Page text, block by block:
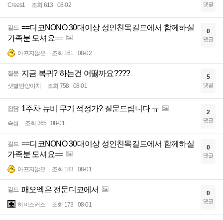
Crees1 조회 613 08-02 댓글
길드 ==디코NONO 30대이상 성인친목길드에서 함께하실
가족분 모셔요==
아프지않은 조회 161 08-02
0
댓글
질문 지금 복귀? 하는건 어떯까요????
샛별반양아치 조회 758 08-01
5
댓글
잡담 1주차 뉴비 무기 적정가? 질문드립니다 ㅠ
속섭 조회 365 08-01
2
댓글
길드 ==디코NONO 30대이상 성인친목길드에서 함께하실
가족분 모셔요==
아프지않은 조회 183 08-01
0
댓글
길드 패오엑은 전문디코에서
히비스커스 조회 173 08-01
0
댓글